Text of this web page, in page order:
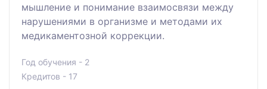
мышление и понимание взаимосвязи между
нарушениями в организме и методами их
медикаментозной коррекции.
Год обучения - 2
Кредитов - 17